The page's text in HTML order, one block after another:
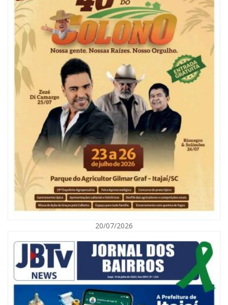
06/08/2026 | 10:04
Ação oferece testes rápidos para HIV, sífilis e hepatites nesta quinta (6) e
sexta-feira (7)
GERAL
20/07/2026